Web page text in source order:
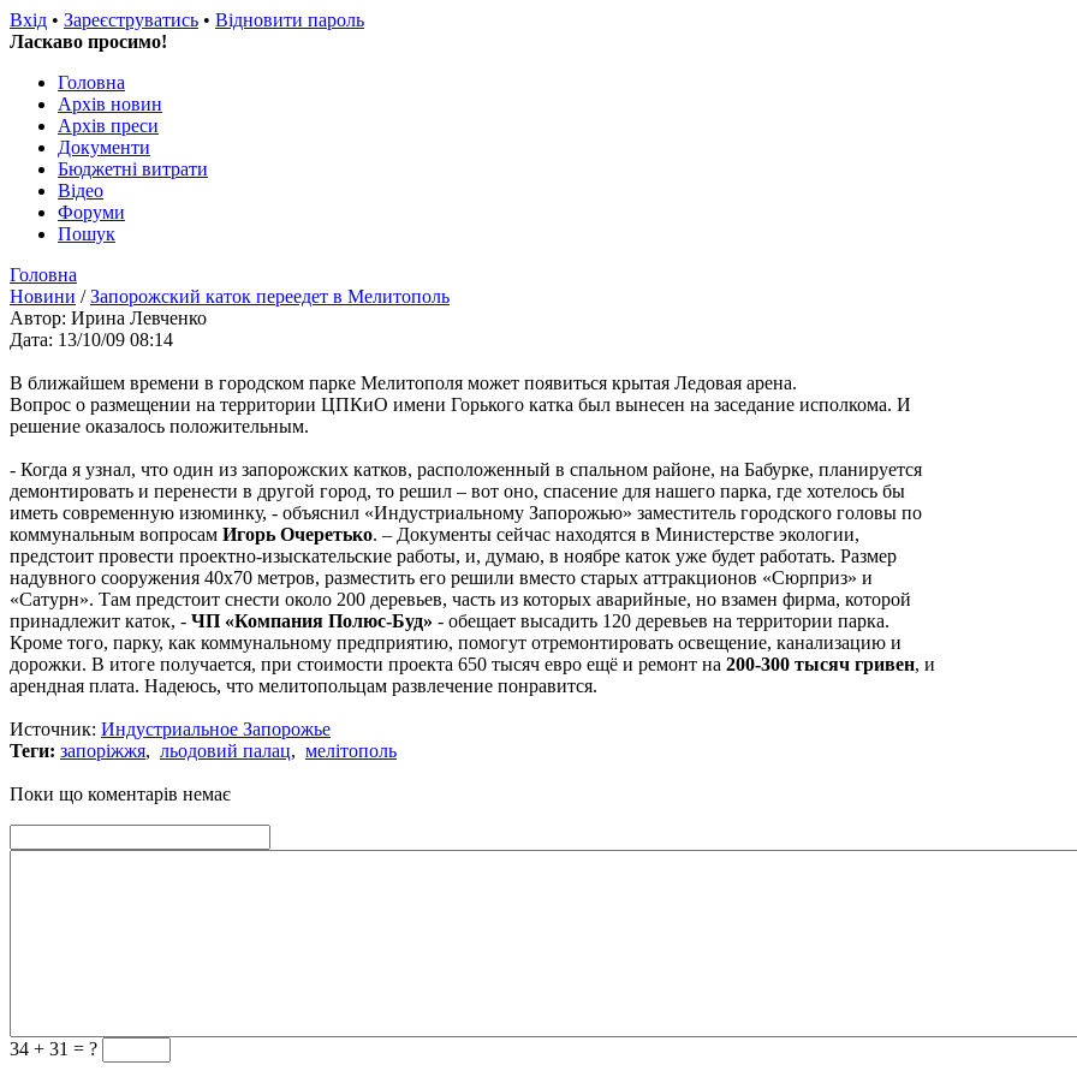
Вхід • Зареєструватись • Відновити пароль
Ласкаво просимо!
Головна
Архів новин
Архів преси
Документи
Бюджетні витрати
Відео
Форуми
Пошук
Головна
Новини /Запорожский каток переедет в Мелитополь
Автор: Ирина Левченко
Дата: 13/10/09 08:14
В ближайшем времени в городском парке Мелитополя может появиться крытая Ледовая арена.
Вопрос о размещении на территории ЦПКиО имени Горького катка был вынесен на заседание исполкома. И
решение оказалось положительным.
- Когда я узнал, что один из запорожских катков, расположенный в спальном районе, на Бабурке, планируется
демонтировать и перенести в другой город, то решил – вот оно, спасение для нашего парка, где хотелось бы
иметь современную изюминку, - объяснил «Индустриальному Запорожью» заместитель городского головы по
коммунальным вопросам Игорь Очеретько. – Документы сейчас находятся в Министерстве экологии,
предстоит провести проектно-изыскательские работы, и, думаю, в ноябре каток уже будет работать. Размер
надувного сооружения 40х70 метров, разместить его решили вместо старых аттракционов «Сюрприз» и
«Сатурн». Там предстоит снести около 200 деревьев, часть из которых аварийные, но взамен фирма, которой
принадлежит каток, - ЧП «Компания Полюс-Буд» - обещает высадить 120 деревьев на территории парка.
Кроме того, парку, как коммунальному предприятию, помогут отремонтировать освещение, канализацию и
дорожки. В итоге получается, при стоимости проекта 650 тысяч евро ещё и ремонт на 200-300 тысяч гривен, и
арендная плата. Надеюсь, что мелитопольцам развлечение понравится.
Источник: Индустриальное Запорожье
Теги: запоріжжя, льодовий палац, мелітополь
Поки що коментарів немає
34 + 31 = ?